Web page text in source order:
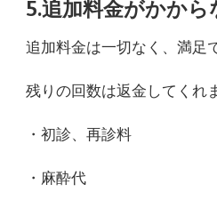
5.追加料金がかから
追加料金は一切なく、満足
残りの回数は返金してくれ
・初診、再診料
・麻酔代